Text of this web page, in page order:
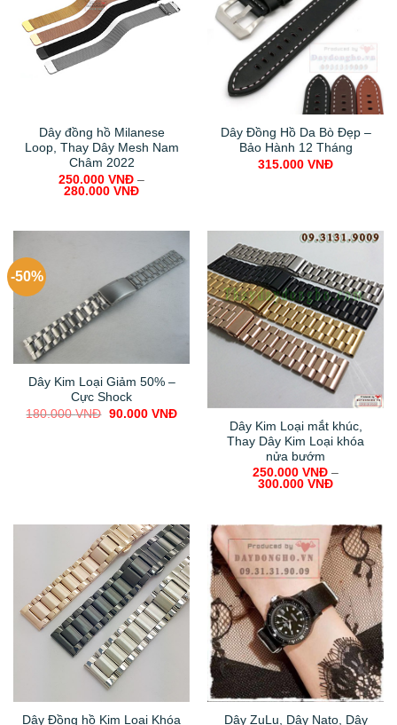
Dây đồng hồ Milanese
Loop, Thay Dây Mesh Nam
Châm 2022
250.000 VNĐ –
280.000 VNĐ
Dây Đồng Hồ Da Bò Đẹp –
Bảo Hành 12 Tháng
315.000 VNĐ
-50%
Dây Kim Loại Giảm 50% –
Cực Shock
180.000VNĐ Original
90.000 VNĐCurrent
90.000 VNĐ.
Dây Kim Loại mắt khúc,
Thay Dây Kim Loại khóa
nửa bướm
250.000 VNĐ –
300.000 VNĐ
Dây Đồng hồ Kim Loại Khóa
Dây ZuLu, Dây Nato, Dây